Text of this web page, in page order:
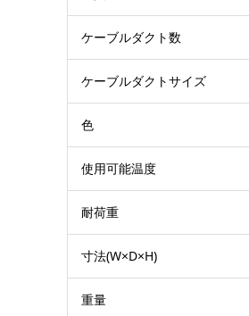
ケーブルダクト数
ケーブルダクトサイズ
色
使用可能温度
耐荷重
寸法(W×D×H)
重量